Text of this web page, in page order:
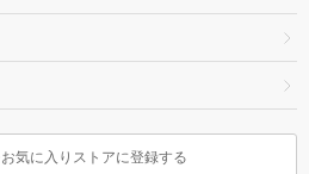
気に入りストアに登録する